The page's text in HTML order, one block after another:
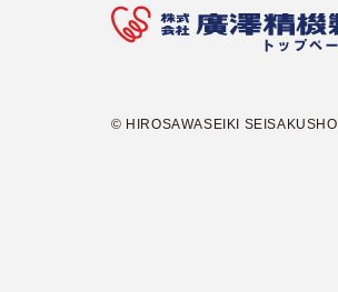
© HIROSAWASEIKI